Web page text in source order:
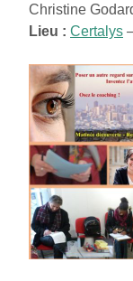
Christine
Lieu : Certalys